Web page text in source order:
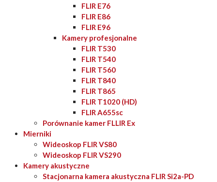
FLIR E76
FLIR E86
FLIR E96
Kamery profesjonalne
FLIR T530
FLIR T540
FLIR T560
FLIR T840
FLIR T865
FLIR T1020 (HD)
FLIR A655sc
Porównanie kamer FLLIR Ex
Mierniki
Wideoskop FLIR VS80
Wideoskop FLIR VS290
Kamery akustyczne
Stacjonarna kamera akustyczna FLIR Si2a-PD